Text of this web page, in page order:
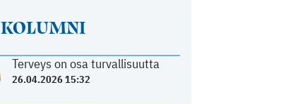
KOLUMNI
Terveys on osa turvallisuutta
26.04.2026 15:32